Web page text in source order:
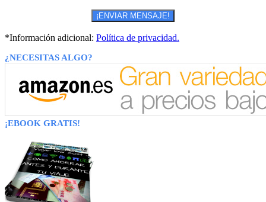
*Información adicional: Política de privacidad.
¿NECESITAS ALGO?
¡EBOOK GRATIS!